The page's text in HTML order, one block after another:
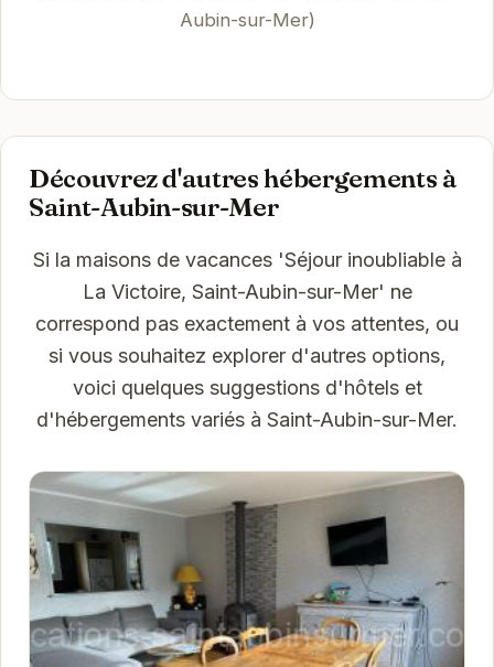
Aubin-sur-Mer)
Découvrez d'autres hébergements à
Saint-Aubin-sur-Mer
Si la maisons de vacances 'Séjour inoubliable à
La Victoire, Saint-Aubin-sur-Mer' ne
correspond pas exactement à vos attentes, ou
si vous souhaitez explorer d'autres options,
voici quelques suggestions d'hôtels et
d'hébergements variés à Saint-Aubin-sur-Mer.